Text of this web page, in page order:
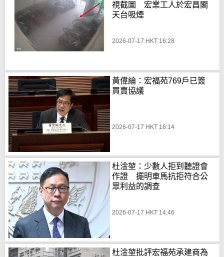
視截圖 宏業工人於宏昌閣
天台吸煙
2026-07-17 HKT 16:28
黃偉綸：宏福苑769戶已簽
買賣協議
2026-07-17 HKT 16:14
杜淦堃：少數人拒到聽證會
作證 擺明車馬抗拒符合公
眾利益的調查
2026-07-17 HKT 14:46
杜淦堃批評宏福苑承建商為